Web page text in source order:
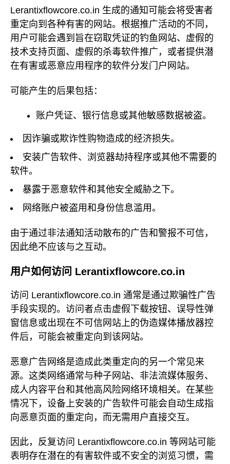
Lerantixflowcore.co.in 生成的通知可能会将受害者
重定向到各种有害的网站。根据推广活动的不同，
用户可能会遇到旨在窃取凭证的钓鱼网站、虚假的
技术支持页面、虚假的杀毒软件推广，或者提供潜
在有害或恶意应用程序的软件分发门户网站。
可能产生的后果包括：
账户凭证、银行信息或其他敏感数据被盗。
因诈骗或欺诈性购物造成的经济损失。
安装广告软件、浏览器劫持程序或其他不需要的
软件。
暴露于恶意软件和其他安全威胁之下。
网络账户被盗用和身份信息滥用。
由于通过非法通知活动散布的广告和警报不可信，
因此绝不应该与之互动。
用户如何访问 Lerantixflowcore.co.in
访问 Lerantixflowcore.co.in 通常是通过欺骗性广告
手段实现的。访问者点击虚假下载按钮、误导性弹
窗信息或出现在不可信网站上的伪造媒体播放器控
件后，可能会被重定向到该网站。
恶意广告网络是造成此类重定向的另一个常见来
源。这类网络通常与种子网站、非法流媒体服务、
成人内容平台和其他高风险网络环境相关。在某些
情况下，设备上安装的广告软件可能会自动生成指
向恶意页面的重定向，而无需用户直接交互。
因此，反复访问 Lerantixflowcore.co.in 等网站可能
表明存在潜在的有害软件或不安全的浏览习惯，需